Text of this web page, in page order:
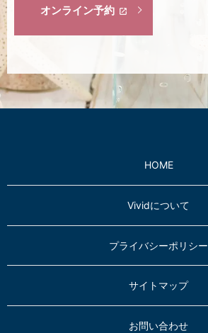
オンライン予約
HOME
Vividについて
プライバシーポリシー
サイトマップ
お問い合わせ